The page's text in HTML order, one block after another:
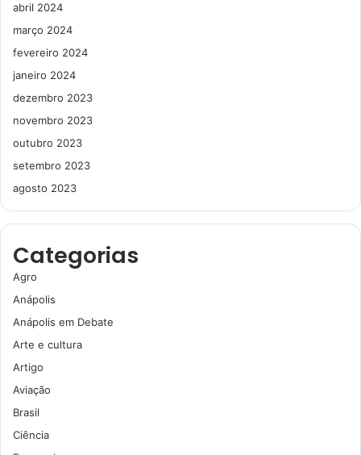
abril 2024
março 2024
fevereiro 2024
janeiro 2024
dezembro 2023
novembro 2023
outubro 2023
setembro 2023
agosto 2023
Categorias
Agro
Anápolis
Anápolis em Debate
Arte e cultura
Artigo
Aviação
Brasil
Ciência